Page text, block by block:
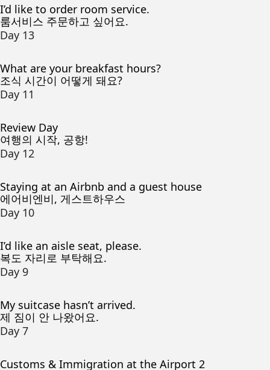
I’d like to order room service.
룸서비스 주문하고 싶어요.
Day 13
What are your breakfast hours?
조식 시간이 어떻게 돼요?
Day 11
Review Day
여행의 시작, 공항!
Day 12
Staying at an Airbnb and a guest house
에어비엔비, 게스트하우스
Day 10
I’d like an aisle seat, please.
복도 자리로 부탁해요.
Day 9
My suitcase hasn’t arrived.
제 짐이 안 나왔어요.
Day 7
Customs & Immigration at the Airport 2